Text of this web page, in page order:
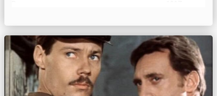
создано би...